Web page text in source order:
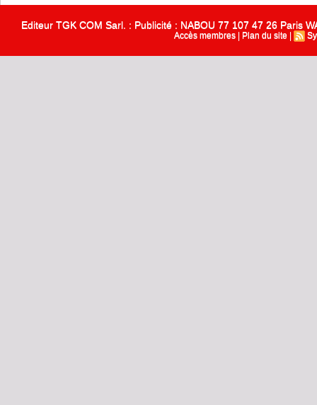
Editeur TGK COM Sarl. : Publicité : NABOU 77 107 47 26 Paris
Accès membres Plan du site